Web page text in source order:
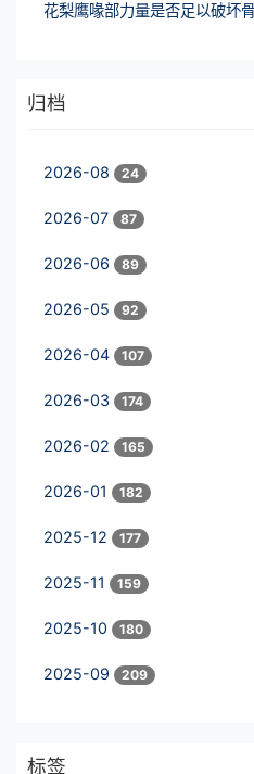
花梨鹰喙部力量是否足以破坏
归档
2026-08 24
2026-07 87
2026-06 89
2026-05 92
2026-04 107
2026-03 174
2026-02 165
2026-01 182
2025-12 177
2025-11 159
2025-10 180
2025-09 209
标签